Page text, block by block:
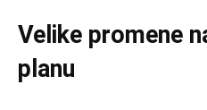
Velike promene
planu